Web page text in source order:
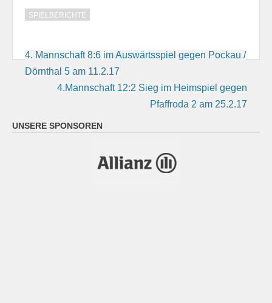
SPIELBERICHTE
Beitragsnavigation
4. Mannschaft 8:6 im Auswärtsspiel gegen Pockau /
Dörnthal 5 am 11.2.17
4.Mannschaft 12:2 Sieg im Heimspiel gegen
Pfaffroda 2 am 25.2.17
UNSERE SPONSOREN